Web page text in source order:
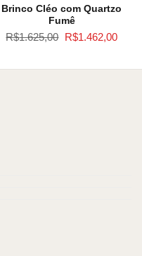
Brinco Cléo com Quartzo
Fumê
R$1.625,00
O
preço
R$1.625,00.
R$1.462,00O